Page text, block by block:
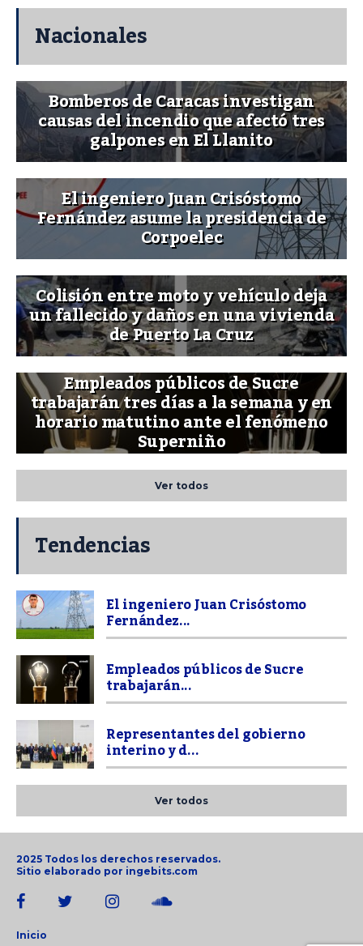
Nacionales
Bomberos de Caracas investigan
causas del incendio que afectó tres
galpones en El Llanito
El ingeniero Juan Crisóstomo
Fernández asume la presidencia de
Corpoelec
Colisión entre moto y vehículo deja
un fallecido y daños en una vivienda
de Puerto La Cruz
Empleados públicos de Sucre
trabajarán tres días a la semana y en
horario matutino ante el fenómeno
Superniño
Ver todos
Tendencias
El ingeniero Juan Crisóstomo
Fernández...
Empleados públicos de Sucre
trabajarán...
Representantes del gobierno
interino y d...
Ver todos
2025 Todos los derechos reservados.
Sitio elaborado por ingebits.com
Inicio